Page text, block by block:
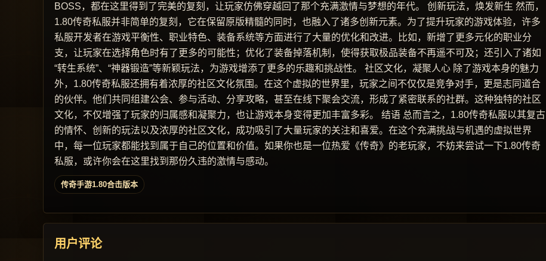
BOSS，都在这里得到了完美的复刻，让玩家仿佛穿越回了那个充满激情与梦想的年代。 创新玩法，焕发新生 然而，
1.80传奇私服并非简单的复刻，它在保留原版精髓的同时，也融入了诸多创新元素。为了提升玩家的游戏体验，许多
私服开发者在游戏平衡性、职业特色、装备系统等方面进行了大量的优化和改进。比如，新增了更多元化的职业分
支，让玩家在选择角色时有了更多的可能性；优化了装备掉落机制，使得获取极品装备不再遥不可及；还引入了诸如
“转生系统”、“神器锻造”等新颖玩法，为游戏增添了更多的乐趣和挑战性。 社区文化，凝聚人心 除了游戏本身的魅力
外，1.80传奇私服还拥有着浓厚的社区文化氛围。在这个虚拟的世界里，玩家之间不仅仅是竞争对手，更是志同道合
的伙伴。他们共同组建公会、参与活动、分享攻略，甚至在线下聚会交流，形成了紧密联系的社群。这种独特的社区
文化，不仅增强了玩家的归属感和凝聚力，也让游戏本身变得更加丰富多彩。 结语 总而言之，1.80传奇私服以其复古
的情怀、创新的玩法以及浓厚的社区文化，成功吸引了大量玩家的关注和喜爱。在这个充满挑战与机遇的虚拟世界
中，每一位玩家都能找到属于自己的位置和价值。如果你也是一位热爱《传奇》的老玩家，不妨来尝试一下1.80传奇
私服，或许你会在这里找到那份久违的激情与感动。
传奇手游1.80合击版本
用户评论